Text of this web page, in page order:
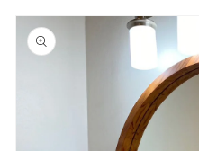
directamente
a la
información